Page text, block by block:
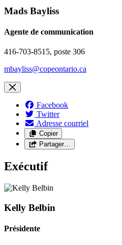
Mads Bayliss
Agente de communication
416-703-8515, poste 306
mbayliss@copeontario.ca
Facebook
Twitter
Adresse courriel
Copier
Partager…
Exécutif
Kelly Belbin
Présidente